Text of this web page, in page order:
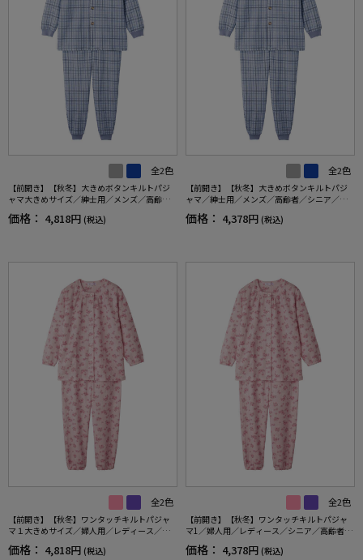
全2色
【前開き】【秋冬】大きめボタンキルトパジ
ャマ大きめサイズ／紳士用／メンズ／高齢者
／シニア／動きやすいラグラン袖／ウエスト
調整ゴム／ギフト／プレゼント【CF】
価格： 4,818円 (税込)
全2色
【前開き】【秋冬】大きめボタンキルトパジ
ャマ／紳士用／メンズ／高齢者／シニア／寝
巻／ラグラン袖／ギフト／プレゼント【CF】
価格： 4,378円 (税込)
全2色
【前開き】【秋冬】ワンタッチキルトパジャ
マ１大きめサイズ／婦人用／レディース／シ
ニア／高齢者／洗濯機OK／寝巻／ギフト／プ
レゼント【CF】
価格： 4,818円 (税込)
全2色
【前開き】【秋冬】ワンタッチキルトパジャ
マ1／婦人用／レディース／シニア／高齢者／
洗濯機OK／寝巻／プレゼント／ギフト【CF】
価格： 4,378円 (税込)